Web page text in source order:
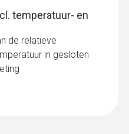
temperatuur- en
de relatieve
in gesloten